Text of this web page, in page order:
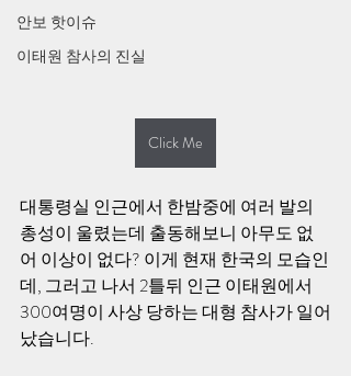
안보 핫이슈
이태원 참사의 진실
Click Me
대통령실 인근에서 한밤중에 여러 발의
총성이 울렸는데 출동해보니 아무도 없
어 이상이 없다? 이게 현재 한국의 모습인
데, 그러고 나서 2틀뒤 인근 이태원에서
300여명이 사상 당하는 대형 참사가 일어
났습니다.